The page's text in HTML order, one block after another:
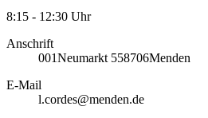
8:15 - 12:30 Uhr
Anschrift
001Neumarkt 558706Menden
E-Mail
l.cordes@menden.de